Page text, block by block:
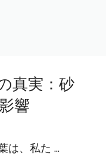
真実：砂
響
は、私た ...